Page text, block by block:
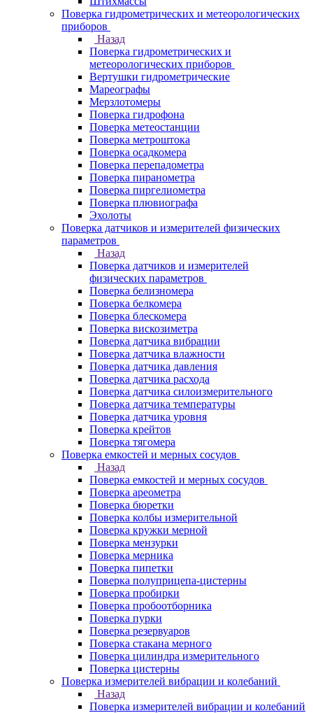
Поверка гидрометрических и метеорологических
приборов
Назад
Поверка гидрометрических и
метеорологических приборов
Вертушки гидрометрические
Мареографы
Мерзлотомеры
Поверка гидрофона
Поверка метеостанции
Поверка метроштока
Поверка осадкомера
Поверка перепадометра
Поверка пиранометра
Поверка пиргелиометра
Поверка плювиографа
Эхолоты
Поверка датчиков и измерителей физических
параметров
Назад
Поверка датчиков и измерителей
физических параметров
Поверка белизномера
Поверка белкомера
Поверка блескомера
Поверка вискозиметра
Поверка датчика вибрации
Поверка датчика влажности
Поверка датчика давления
Поверка датчика расхода
Поверка датчика силоизмерительного
Поверка датчика температуры
Поверка датчика уровня
Поверка крейтов
Поверка тягомера
Поверка емкостей и мерных сосудов
Назад
Поверка емкостей и мерных сосудов
Поверка ареометра
Поверка бюретки
Поверка колбы измерительной
Поверка кружки мерной
Поверка мензурки
Поверка мерника
Поверка пипетки
Поверка полуприцепа-цистерны
Поверка пробирки
Поверка пробоотборника
Поверка пурки
Поверка резервуаров
Поверка стакана мерного
Поверка цилиндра измерительного
Поверка цистерны
Поверка измерителей вибрации и колебаний
Назад
Поверка измерителей вибрации и колебаний